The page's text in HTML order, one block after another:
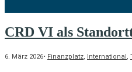
CRD VI als
6. März 2026• Finanzplatz, International,